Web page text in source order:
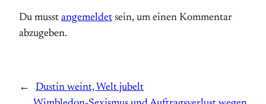
Du musst angemeldet sein, um einen Kommentar
abzugeben.
←
Dustin weint, Welt jubelt